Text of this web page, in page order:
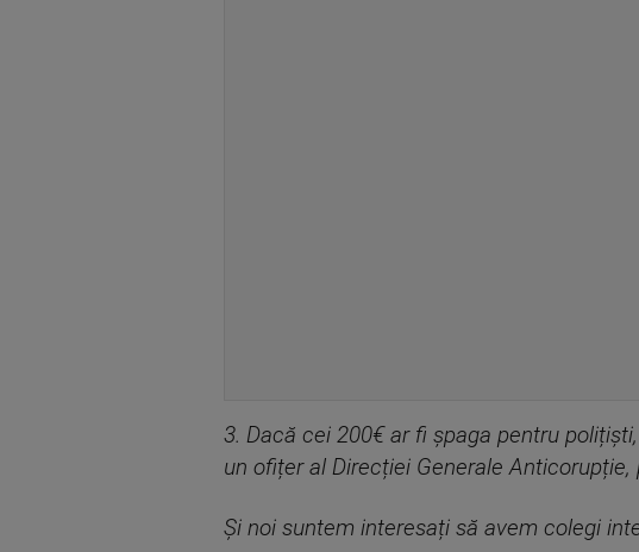
3. Dacă cei 200€ ar fi șpaga pentru
un ofițer al Direcției Generale
Și noi suntem interesați să avem colegi